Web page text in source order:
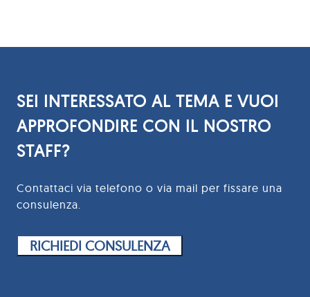
SEI INTERESSATO AL TEMA E VUOI
APPROFONDIRE CON IL NOSTRO
STAFF?
Contattaci via telefono o via mail per fissare una
consulenza.
RICHIEDI CONSULENZA